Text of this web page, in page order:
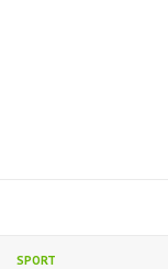
SPORT